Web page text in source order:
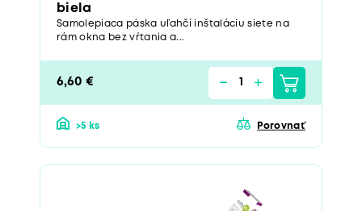
biela
Samolepiaca páska uľahčí inštaláciu siete na
rám okna bez vŕtania a...
6,60 €
>5 ks Porovnať